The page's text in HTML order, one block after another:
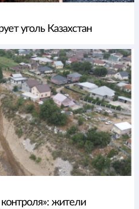
уголь Казахстан
жители